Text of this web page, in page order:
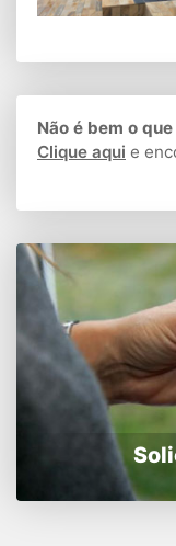
Não é bem o
Clique aqui e